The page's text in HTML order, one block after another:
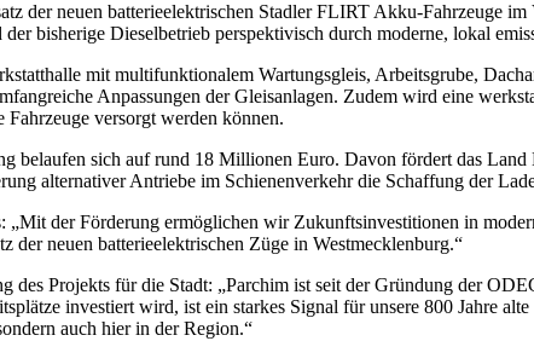
der neuen batterieelektrischen Stadler FLIRT Akku-Fahrzeuge
bisherige Dieselbetrieb perspektivisch durch moderne, lokal
mit multifunktionalem Wartungsgleis, Arbeitsgrube,
Anpassungen der Gleisanlagen. Zudem wird eine
Fahrzeuge versorgt werden können.
belaufen sich auf rund 18 Millionen Euro. Davon fördert das
alternativer Antriebe im Schienenverkehr die Schaffung der
der Förderung ermöglichen wir Zukunftsinvestitionen in
der neuen batterieelektrischen Züge in Westmecklenburg.“
des Projekts für die Stadt: „Parchim ist seit der Gründung der
investiert wird, ist ein starkes Signal für unsere 800 Jahre
auch hier in der Region.“